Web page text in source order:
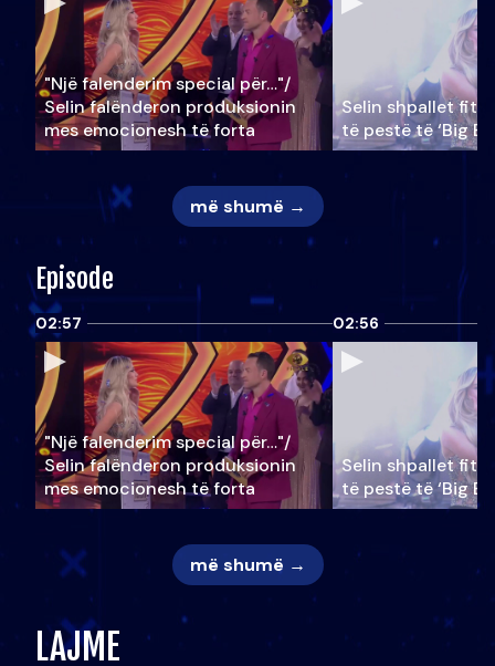
"Një falenderim special për…"/
Selin falënderon produksionin
mes emocionesh të forta
Selin shpallet
të pestë të ‘Big
më shumë →
Episode
02:57
"Një falenderim special për…"/
Selin falënderon produksionin
mes emocionesh të forta
02:56
Selin shpallet
të pestë të ‘Big
më shumë →
LAJME